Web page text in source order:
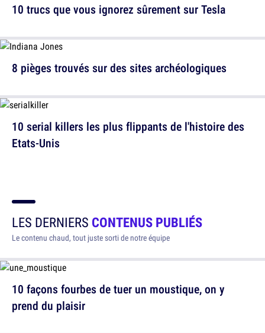
10 trucs que vous ignorez sûrement sur Tesla
10 serial killers les plus flippants de l'histoire des
Etats-Unis
8 pièges trouvés sur des sites archéologiques
LES DERNIERS CONTENUS PUBLIÉS
Le contenu chaud, tout juste sorti de notre équipe
10 façons fourbes de tuer un moustique, on y
prend du plaisir